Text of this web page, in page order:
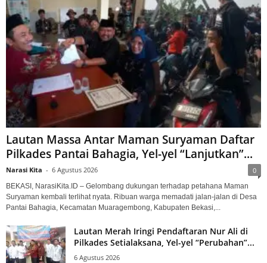
Lautan Massa Antar Maman Suryaman Daftar
Pilkades Pantai Bahagia, Yel-yel “Lanjutkan”...
Narasi Kita - 6 Agustus 2026 0
BEKASI, NarasiKita.ID – Gelombang dukungan terhadap petahana Maman
Suryaman kembali terlihat nyata. Ribuan warga memadati jalan-jalan di Desa
Pantai Bahagia, Kecamatan Muaragembong, Kabupaten Bekasi,...
Lautan Merah Iringi Pendaftaran Nur Ali di
Pilkades Setialaksana, Yel-yel “Perubahan”...
6 Agustus 2026